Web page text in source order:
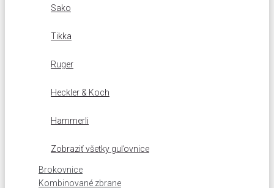
Sako
Tikka
Ruger
Heckler & Koch
Hammerli
Zobraziť všetky guľovnice
Brokovnice
Kombinované zbrane